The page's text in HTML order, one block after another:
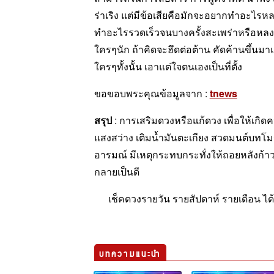
ร่าเริง แต่มีข้อเสียคือมักจะอยากทำอะไร
ทำอะไรรวดเร็วจนบางครั้งสะเพร่าหรือห
ใครๆนัก ถ้าคิดจะฮึดต่อต้าน คัดค้านขึ้นมา
ใครๆทั้งนั้น เอาแต่ใจตนเองเป็นที่ตั้ง
ขอขอบพระคุณข้อมูลจาก : tnews
สรุป: การเสริมดวงหรือแก้ดวง เพื่อให้เกิด
แสงสว่าง เติมน้ำมันตะเกียง สวดมนต์บท
อารมณ์ มีเหตุกระทบกระทั่งให้ถอยหลังก้า
กลายเป็นดี
เช็คดวงรายวัน รายสัปดาห์ รายเดือน ไ
บทความแนะนำ